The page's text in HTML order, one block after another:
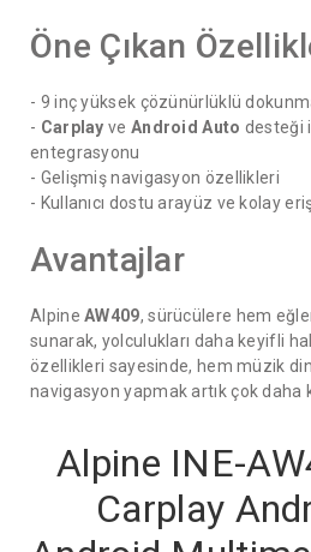
Öne Çıkan
- 9 inç yüksek çözünürlüklü
- Carplay ve Android Auto desteği
entegrasyonu
- Gelişmiş navigasyon özellikleri
- Kullanıcı dostu arayüz ve kolay
Avantajlar
AlpineAW409, sürücülere hem
sunarak, yolculukları daha keyifli
özellikleri sayesinde, hem müzik
navigasyon yapmak artık çok daha
Alpine INE-
Carplay